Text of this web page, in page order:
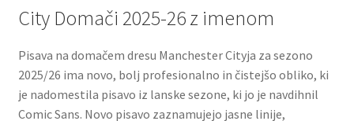
City Domači 2025-26 z imenom
Pisava na domačem dresu Manchester Cityja za sezono
2025/26 ima novo, bolj profesionalno in čistejšo obliko, ki
je nadomestila pisavo iz lanske sezone, ki jo je navdihnil
Comic Sans. Novo pisavo zaznamujejo jasne linije,